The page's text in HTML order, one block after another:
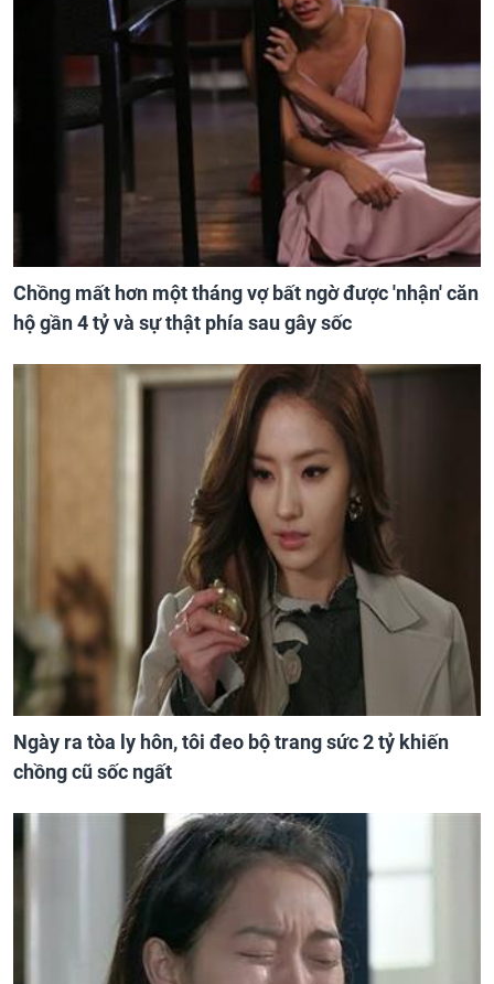
Chồng mất hơn một tháng vợ bất ngờ được 'nhận' căn
hộ gần 4 tỷ và sự thật phía sau gây sốc
Ngày ra tòa ly hôn, tôi đeo bộ trang sức 2 tỷ khiến
chồng cũ sốc ngất